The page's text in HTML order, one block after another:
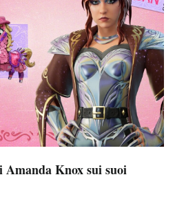
Amanda Knox sui suoi